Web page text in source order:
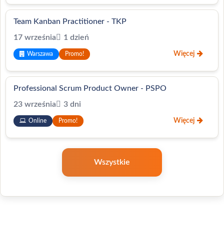
Team Kanban Practitioner - TKP
17 września
1 dzień
Warszawa Promo! Więcej
Professional Scrum Product Owner - PSPO
23 września
3 dni
Online Promo! Więcej
Wszystkie